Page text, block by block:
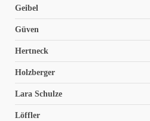
Geibel
Güven
Hertneck
Holzberger
Lara Schulze
Löffler